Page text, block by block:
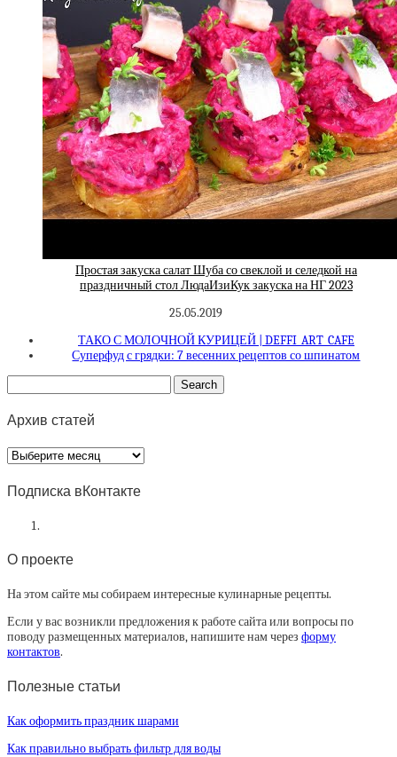
Простая закуска салат Шуба со свеклой и селедкой на
праздничный стол ЛюдаИзиКук закуска на НГ 2023
25.05.2019
ТАКО С МОЛОЧНОЙ КУРИЦЕЙ | DEFFI_ART_CAFE
Суперфуд с грядки: 7 весенних рецептов со шпинатом
Архив статей
Архив
статей
Подписка вКонтакте
О проекте
На этом сайте мы собираем интересные кулинарные рецепты.
Если у вас возникли предложения к работе сайта или вопросы по
поводу размещенных материалов, напишите нам через форму
контактов.
Полезные статьи
Как оформить праздник шарами
Как правильно выбрать фильтр для воды